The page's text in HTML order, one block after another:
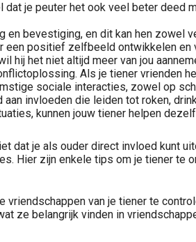
je peuter het ook veel beter deed
bevestiging, en dit kan hen zowel
positief zelfbeeld ontwikkelen
het niet altijd meer van jou
Als je tiener vrienden
sociale interacties, zowel op
invloeden die leiden tot roken,
kunnen jouw tiener helpen
dat je als ouder direct invloed kunt
Hier zijn enkele tips om je tiener te
van je tiener te
ze belangrijk vinden in